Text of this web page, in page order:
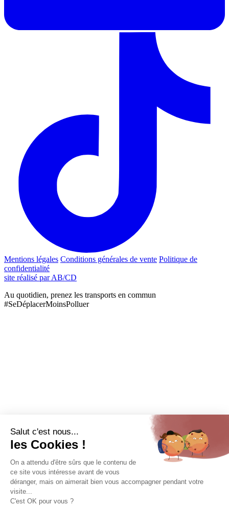
Mentions légales Conditions générales de vente Politique de
confidentialité
site réalisé par AB/CD
Au quotidien, prenez les transports en commun
#SeDéplacerMoinsPolluer